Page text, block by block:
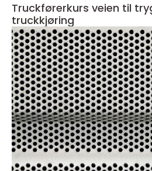
Truckførerkurs veien til trygg og effektiv
truckkjøring